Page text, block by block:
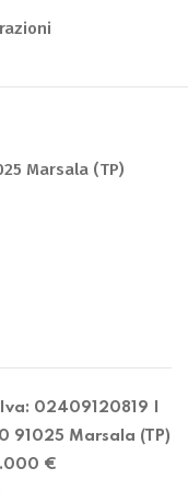
Marsala (TP)
02409120819 |
91025 Marsala (TP)
€